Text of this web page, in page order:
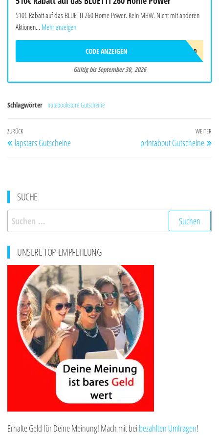
510€ Rabatt auf das BLUETTI 260 Home Power. Kein MBW. Nicht mit anderen
Aktionen... Mehr anzeigen
BALAFF510
CODE ANZEIGEN
Gültig bis September 30, 2026
Schlagwörter notebookstore Gutscheine
Beitragsnavigation
Vorheriger
Beitrag
ZURÜCK
lapstars Gutscheine
WEITER
printabout Gutscheine
SUCHE
Suchen
nach:
UNSERE TOP-EMPFEHLUNG
Erhalte Geld für Deine Meinung! Mach mit beibezahlten Umfragen!